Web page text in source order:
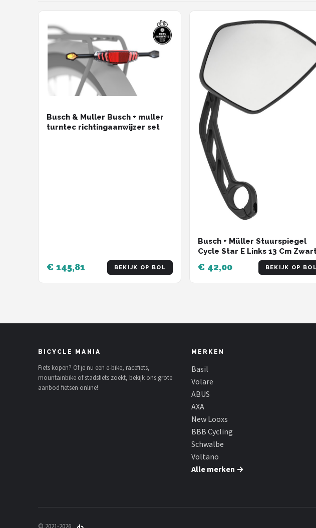
Busch & Muller Busch + muller
turntec richtingaanwijzer set
€ 145,81 BEKIJK OP BOL
Busch + Müller Stuurspiegel
Cycle Star E Links 13 Cm
€ 42,00 BEKIJK OP BOL
BICYCLE MANIA
Fiets kopen? Of je nu een e-bike, racefiets,
mountainbike of stadsfiets zoekt, bekijk ons grote
aanbod fietsen online!
MERKEN
Basil
Volare
ABUS
AXA
New Looxs
BBB Cycling
Schwalbe
Voltano
Alle merken →
© 2021-2026